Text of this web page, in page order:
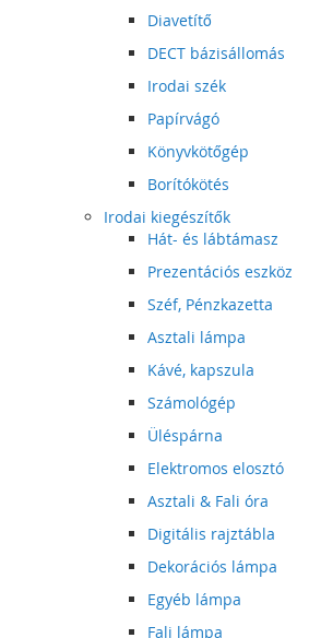
Diavetítő
DECT bázisállomás
Irodai szék
Papírvágó
Könyvkötőgép
Borítókötés
Irodai kiegészítők
Hát- és lábtámasz
Prezentációs eszköz
Széf, Pénzkazetta
Asztali lámpa
Kávé, kapszula
Számológép
Üléspárna
Elektromos elosztó
Asztali & Fali óra
Digitális rajztábla
Dekorációs lámpa
Egyéb lámpa
Fali lámpa